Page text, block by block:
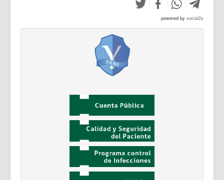
powered by social2s